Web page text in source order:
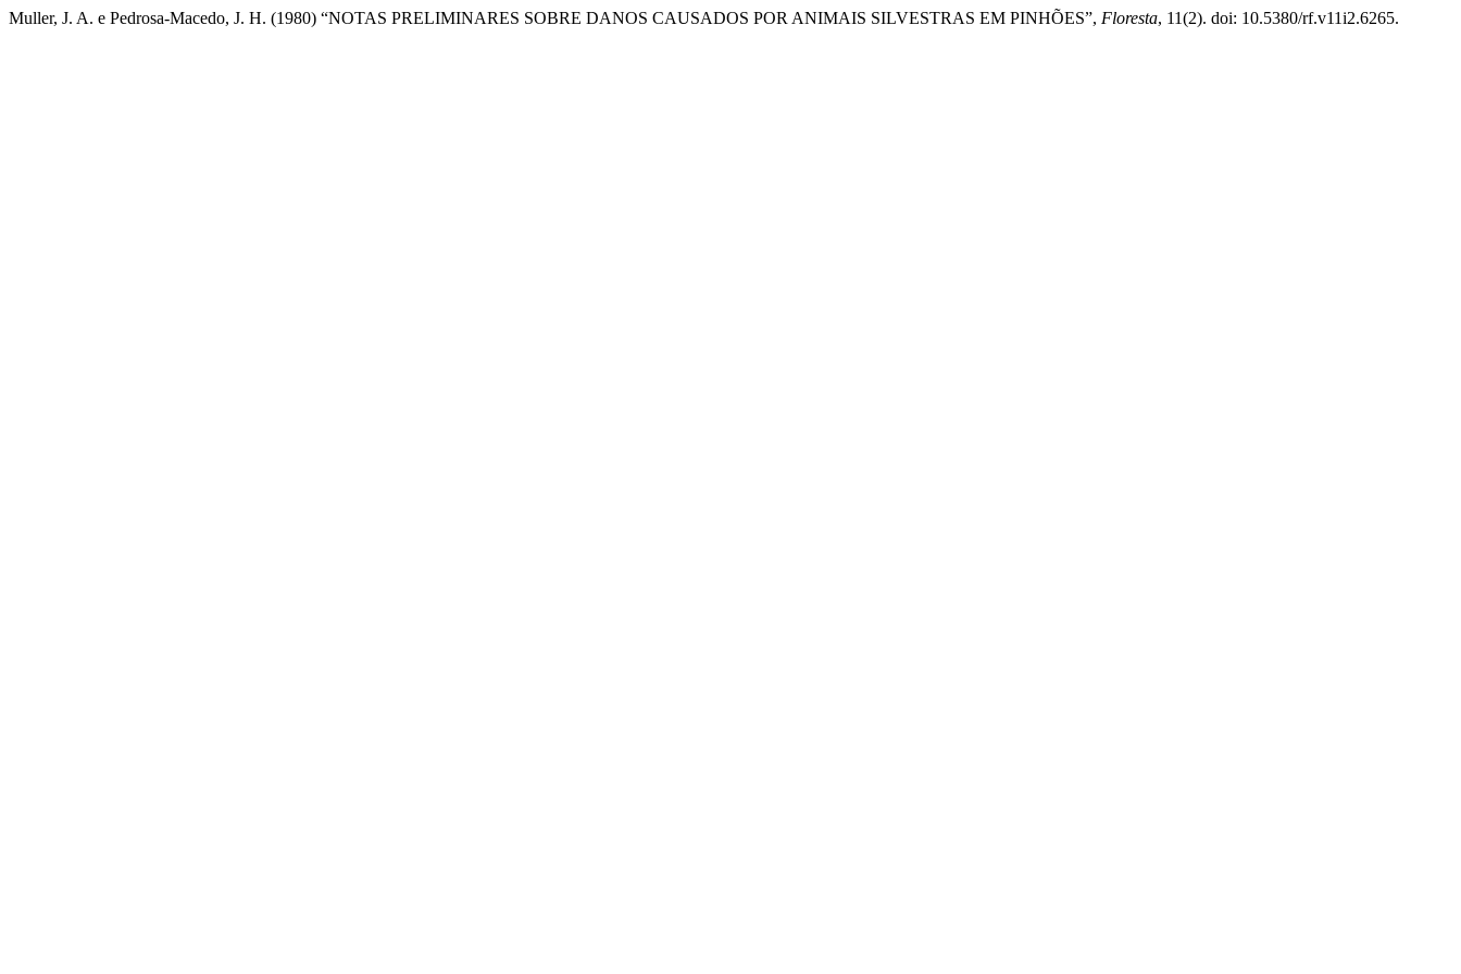
Muller, J. A. e Pedrosa-Macedo, J. H. (1980) “NOTAS PRELIMINARES SOBRE DANOS CAUSADOS POR ANIMAIS SILVESTRAS EM PINHÕES”, Floresta, 11(2). doi: 10.5380/rf.v11i2.6265.